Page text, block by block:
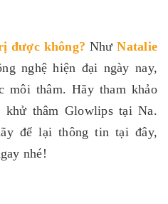
được không? NhưNatalie
nghệ hiện đại ngày nay,
môi thâm. Hãy tham khảo
thâm Glowlips tại Na.
để lại thông tin tại đây,
nhé!